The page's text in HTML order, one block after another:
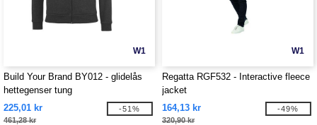
W1
Build Your Brand BY012 - glidelås
hettegenser tung
225,01 kr
461,28 kr
-51%
W1
Regatta RGF532 - Interactive fleece
jacket
164,13 kr
320,90 kr
-49%